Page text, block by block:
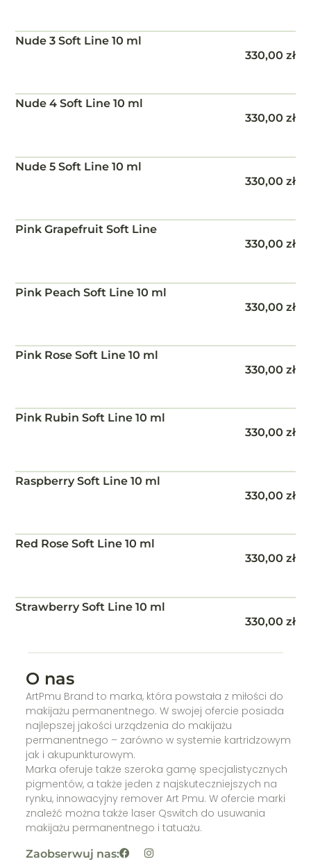
Nude 3 Soft Line 10 ml
330,00 zł
Nude 4 Soft Line 10 ml
330,00 zł
Nude 5 Soft Line 10 ml
330,00 zł
Pink Grapefruit Soft Line
330,00 zł
Pink Peach Soft Line 10 ml
330,00 zł
Pink Rose Soft Line 10 ml
330,00 zł
Pink Rubin Soft Line 10 ml
330,00 zł
Raspberry Soft Line 10 ml
330,00 zł
Red Rose Soft Line 10 ml
330,00 zł
Strawberry Soft Line 10 ml
330,00 zł
O nas
ArtPmu Brand to marka, która powstała z miłości do
makijażu permanentnego. W swojej ofercie posiada
najlepszej jakości urządzenia do makijażu
permanentnego – zarówno w systemie kartridzowym
jak i akupunkturowym.
Marka oferuje także szeroka gamę specjalistycznych
pigmentów, a także jeden z najskuteczniejszych na
rynku, innowacyjny remover Art Pmu. W ofercie marki
znaleźć można także laser Qswitch do usuwania
makijażu permanentnego i tatuażu.
Zaobserwuj nas: